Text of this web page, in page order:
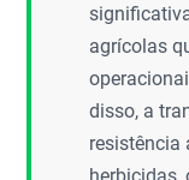
agrícolas
disso, a
resistência
herbicidas,